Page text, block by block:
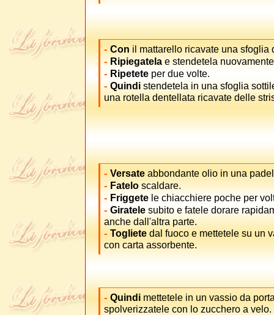
- Con il mattarello ricavate una sfoglia
- Ripiegatela e stendetela
- Ripetete per due volte.
- Quindi stendetela in una sfoglia
una rotella dentellata ricavate delle
- Versate abbondante olio in una
- Fatelo scaldare.
- Friggete le chiacchiere poche per
- Giratele subito e fatele dorare
anche dall'altra parte.
- Togliete dal fuoco e mettetele su un
con carta assorbente.
- Quindi mettetele in un vassio da
spolverizzatele con lo zucchero a velo.